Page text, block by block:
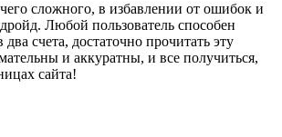
сложного, в избавлении от ошибок и
Любой пользователь способен
счета, достаточно прочитать эту
и аккуратны, и все получиться,
сайта!